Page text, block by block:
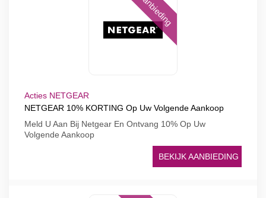
Aanbieding
Acties NETGEAR
NETGEAR 10% KORTING Op Uw Volgende Aankoop
Meld U Aan Bij Netgear En Ontvang 10% Op Uw
Volgende Aankoop
BEKIJK AANBIEDING